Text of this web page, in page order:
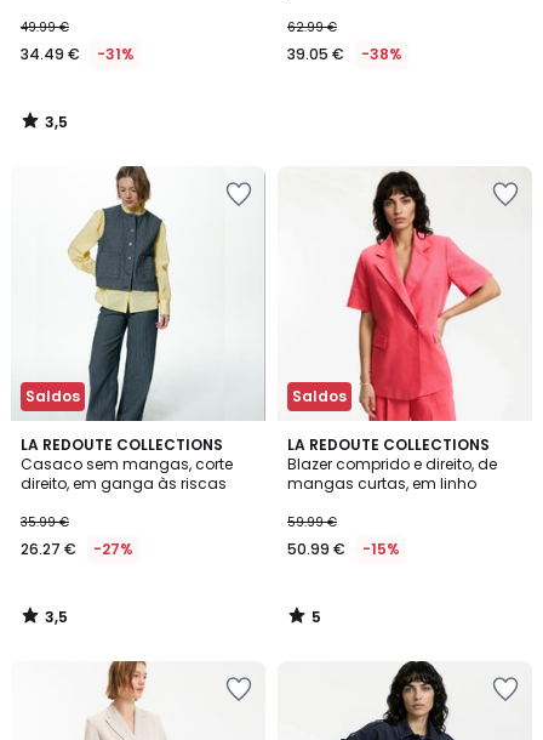
49.99 €
34.49 € -31%
3,5
/
62.99 €
39.05 € -38%
Saldos
LA REDOUTE COLLECTIONS
Casaco sem mangas, corte
direito, em ganga às riscas
35.99 €
26.27 € -27%
3,5
/ 5
3,5
/
Saldos
LA REDOUTE COLLECTIONS
Blazer comprido e direito, de
mangas curtas, em linho
59.99 €
50.99 € -15%
5
/
5
5
/